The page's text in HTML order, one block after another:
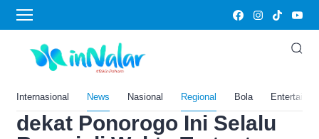
Internasional News Nasional Regional Bola
Home›News
Terpencil di Hutan
Trenggalek, Pasar
Tradisional Jawa Timur
dekat Ponorogo Ini Selalu